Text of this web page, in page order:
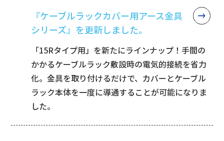
『ケーブルラックカバー用アース金具
シリーズ』を更新しました。
「15Rタイプ用」を新たにラインナップ！手間の
かかるケーブルラック敷設時の電気的接続を省力
化。金具を取り付けるだけで、カバーとケーブル
ラック本体を一度に導通することが可能になりま
した。